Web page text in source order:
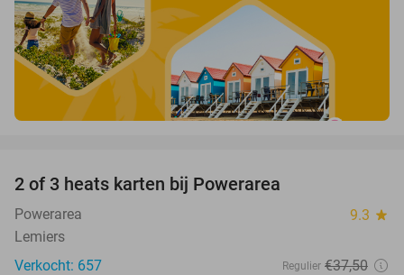
2 of 3 heats karten bij Powerarea
Powerarea 9.3 star
Lemiers
Verkocht: 657
Regulier €37,50